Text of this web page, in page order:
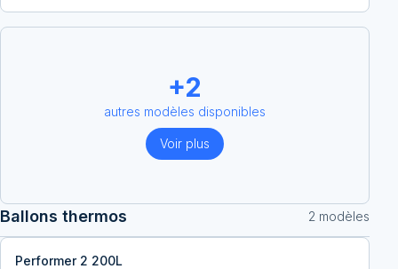
+2
autres modèles disponibles
Voir plus
Ballons thermos 2 modèles
Performer 2 200L